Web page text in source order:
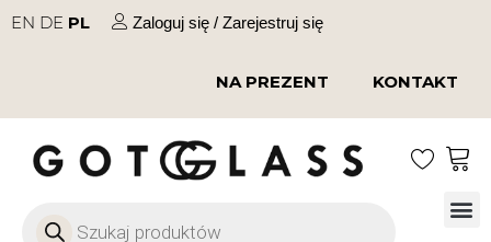
EN DE PL Zaloguj się / Zarejestruj się
NA PREZENT KONTAKT